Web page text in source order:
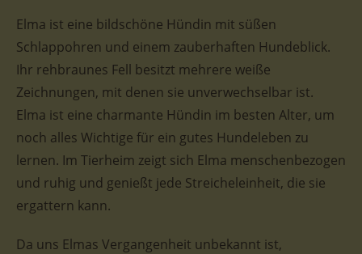
Elma ist eine bildschöne Hündin mit süßen
Schlappohren und einem zauberhaften Hundeblick.
Ihr rehbraunes Fell besitzt mehrere weiße
Zeichnungen, mit denen sie unverwechselbar ist.
Elma ist eine charmante Hündin im besten Alter, um
noch alles Wichtige für ein gutes Hundeleben zu
lernen. Im Tierheim zeigt sich Elma menschenbezogen
und ruhig und genießt jede Streicheleinheit, die sie
ergattern kann.
Da uns Elmas Vergangenheit unbekannt ist,